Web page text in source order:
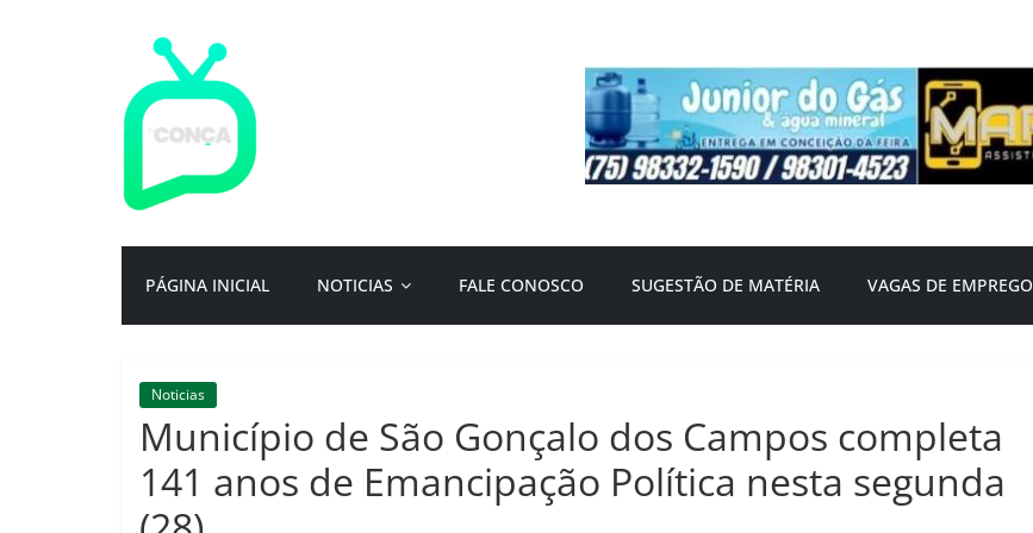
TV
Conça
portal
de
da
cidade
ternura
Por:
Isac
PÁGINA INICIAL NOTICIAS FALE CONOSCO SUGESTÃO DE MATÉRIA VAGAS DE EMPREGO
Noticias
Município de São Gonçalo dos Campos completa
141 anos de Emancipação Política nesta segunda